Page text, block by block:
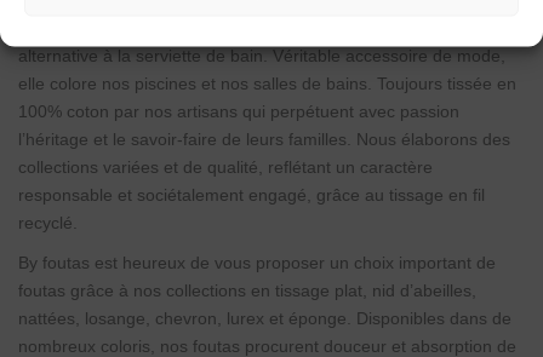
alternative à la serviette de bain. Véritable accessoire de mode,
elle colore nos piscines et nos salles de bains. Toujours tissée en
100% coton par nos artisans qui perpétuent avec passion
l’héritage et le savoir-faire de leurs familles. Nous élaborons des
collections variées et de qualité, reflétant un caractère
responsable et sociétalement engagé, grâce au tissage en fil
recyclé.
By foutas est heureux de vous proposer un choix important de
foutas grâce à nos collections en tissage plat, nid d’abeilles,
nattées, losange, chevron, lurex et éponge. Disponibles dans de
nombreux coloris, nos foutas procurent douceur et absorption de